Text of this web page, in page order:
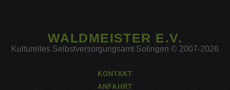
WALDMEISTER E.V.
Kulturelles Selbstversorgungsamt Solingen © 2007-2026
KONTAKT
ANFAHRT